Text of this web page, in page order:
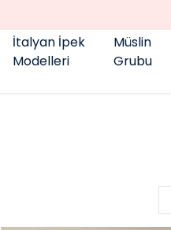
İtalyan İpek
Modelleri
Müslin
Grubu